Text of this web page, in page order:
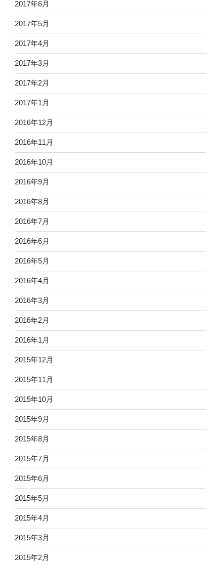
2017年6月
2017年5月
2017年4月
2017年3月
2017年2月
2017年1月
2016年12月
2016年11月
2016年10月
2016年9月
2016年8月
2016年7月
2016年6月
2016年5月
2016年4月
2016年3月
2016年2月
2016年1月
2015年12月
2015年11月
2015年10月
2015年9月
2015年8月
2015年7月
2015年6月
2015年5月
2015年4月
2015年3月
2015年2月